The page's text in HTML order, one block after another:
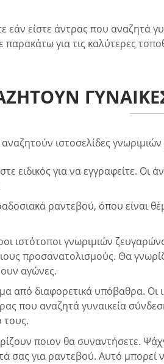
εάν είστε άντρας που
για τις καλύτερες
ΓΥΝΑΊΚΕΣ
ιστοσελίδες
ειδικός για να εγγραφείτε.
ραντεβού, όπου είναι
ιστότοποι γνωριμιών
προσανατολισμούς. Θα
αγώνες.
από διαφορετικά υπόβαθρα.
που αναζητά γυναικεία
ποιον θα συναντήσετε.
σας για ραντεβού. Αυτό